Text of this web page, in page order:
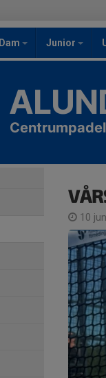
Dam Junior
Centrumpadel
10